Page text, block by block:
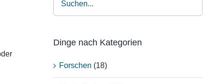
Dinge nach Kategorien
Forschen (18)